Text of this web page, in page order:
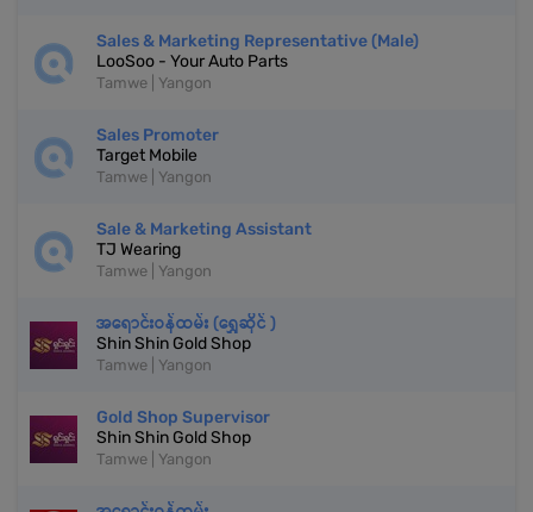
Sales & Marketing Representative (Male)
LooSoo - Your Auto Parts
Tamwe | Yangon
Sales Promoter
Target Mobile
Tamwe | Yangon
Sale & Marketing Assistant
TJ Wearing
Tamwe | Yangon
အရောင်းဝန်ထမ်း (ရွှေဆိုင် )
Shin Shin Gold Shop
Tamwe | Yangon
Gold Shop Supervisor
Shin Shin Gold Shop
Tamwe | Yangon